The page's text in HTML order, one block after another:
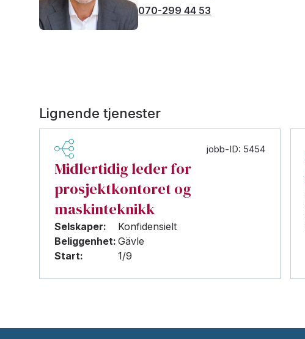
070-299 44 53
Lignende tjenester
jobb-ID: 5454
Midlertidig leder for
prosjektkontoret og
maskinteknikk
Selskaper:
Konfidensielt
Beliggenhet: Gävle
Start:
1/9